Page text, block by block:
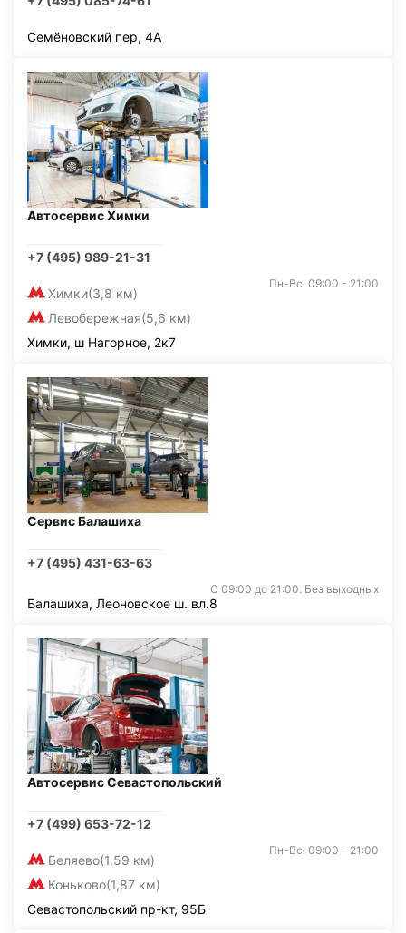
Семёновский пер, 4А
Автосервис Химки
+7 (495) 989-21-31
Химки(3,8 км)
Левобережная(5,6 км)
Пн-Вс: 09:00 - 21:00
Химки, ш Нагорное, 2к7
Сервис Балашиха
+7 (495) 431-63-63
С 09:00 до 21:00. Без выходных
Балашиха, Леоновское ш. вл.8
Автосервис Севастопольский
+7 (499) 653-72-12
Беляево(1,59 км)
Коньково(1,87 км)
Пн-Вс: 09:00 - 21:00
Севастопольский пр-кт, 95Б